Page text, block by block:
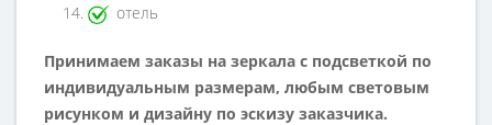
отель
Принимаем заказы на зеркала с подсветкой по
индивидуальным размерам, любым световым
рисунком и дизайну по эскизу заказчика.